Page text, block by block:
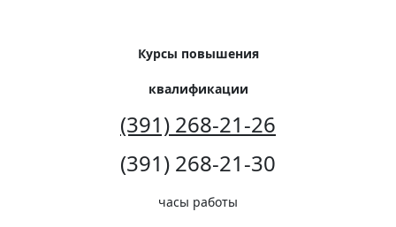
Курсы повышения
квалификации
(391) 268-21-26
(391) 268-21-30
часы работы